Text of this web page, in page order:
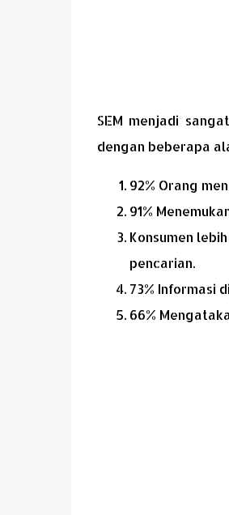
SEM menjadi
dengan beberapa
92% Orang
91%
Konsumen
pencarian.
73% Informasi
66%